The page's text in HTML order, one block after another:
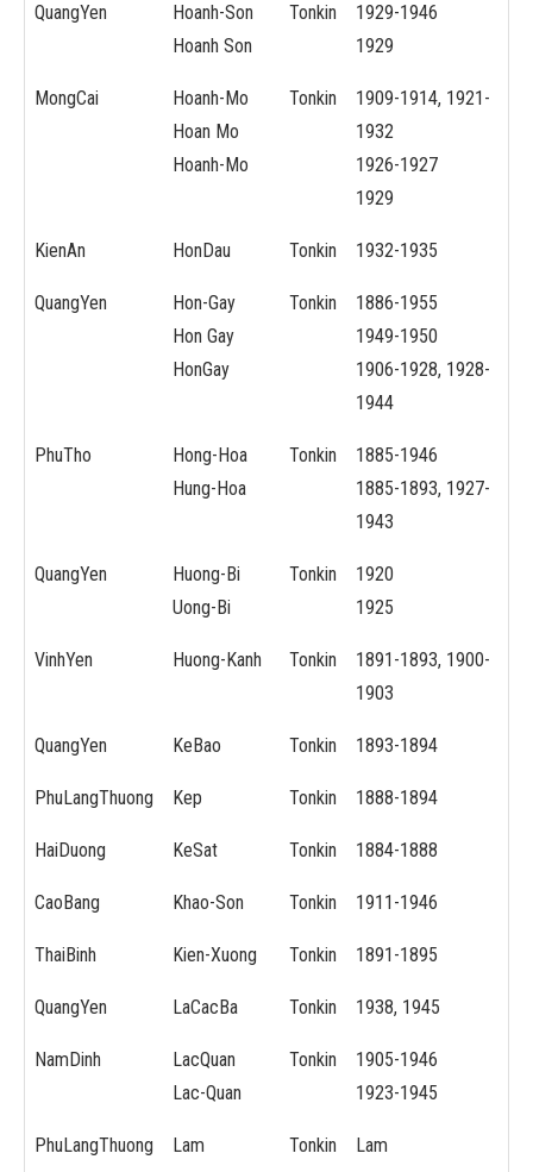
QuangYen
Hoanh-Son
Hoanh Son
Tonkin
1929-1946
1929
MongCai
Hoanh-Mo
Hoan Mo
Hoanh-Mo
Tonkin
1909-1914, 1921-
1932
1926-1927
1929
KienAn HonDau Tonkin 1932-1935
QuangYen
Hon-Gay
Hon Gay
HonGay
Tonkin
1886-1955
1949-1950
1906-1928, 1928-
1944
PhuTho
Hong-Hoa
Hung-Hoa
Tonkin
1885-1946
1885-1893, 1927-
1943
QuangYen
Huong-Bi
Uong-Bi
Tonkin
1920
1925
VinhYen Huong-Kanh Tonkin
1891-1893, 1900-
1903
QuangYen KeBao Tonkin 1893-1894
PhuLangThuong Kep Tonkin 1888-1894
HaiDuong KeSat Tonkin 1884-1888
CaoBang Khao-Son Tonkin 1911-1946
ThaiBinh Kien-Xuong Tonkin 1891-1895
QuangYen LaCacBa Tonkin 1938, 1945
NamDinh
LacQuan
Lac-Quan
Tonkin
1905-1946
1923-1945
PhuLangThuong Lam Tonkin Lam